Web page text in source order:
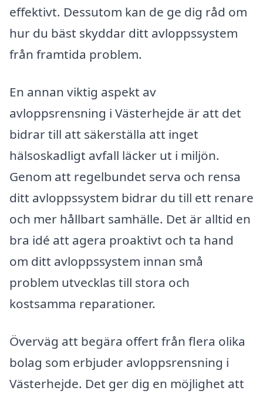
effektivt. Dessutom kan de ge dig råd om
hur du bäst skyddar ditt avloppssystem
från framtida problem.
En annan viktig aspekt av
avloppsrensning i Västerhejde är att det
bidrar till att säkerställa att inget
hälsoskadligt avfall läcker ut i miljön.
Genom att regelbundet serva och rensa
ditt avloppssystem bidrar du till ett renare
och mer hållbart samhälle. Det är alltid en
bra idé att agera proaktivt och ta hand
om ditt avloppssystem innan små
problem utvecklas till stora och
kostsamma reparationer.
Överväg att begära offert från flera olika
bolag som erbjuder avloppsrensning i
Västerhejde. Det ger dig en möjlighet att